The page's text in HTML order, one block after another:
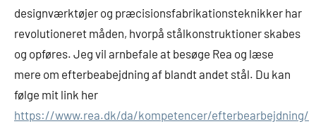
designværktøjer og præcisionsfabrikationsteknikker har
revolutioneret måden, hvorpå stålkonstruktioner skabes
og opføres. Jeg vil arnbefale at besøge Rea og læse
mere om efterbeabejdning af blandt andet stål. Du kan
følge mit link her
https://www.rea.dk/da/kompetencer/efterbearbejdning/